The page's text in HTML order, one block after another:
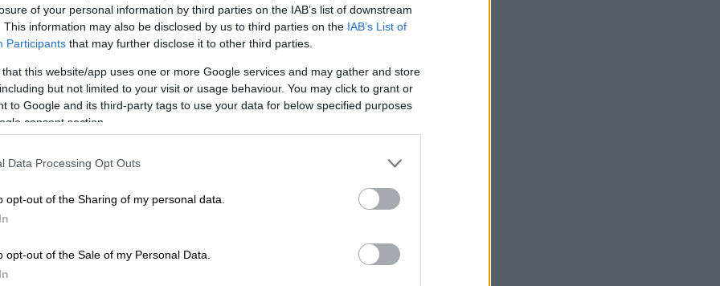
of your personal information by third parties on the IAB’s list of downstream
This information may also be disclosed by us to third parties on the IAB’s List of
Participants that may further disclose it to other third parties.
that this website/app uses one or more Google services and may gather and store
but not limited to your visit or usage behaviour. You may click to grant or
to Google and its third-party tags to use your data for below specified purposes
consent section.
Data Processing Opt Outs
opt-out of the Sharing of my personal data.
opt-out of the Sale of my Personal Data.